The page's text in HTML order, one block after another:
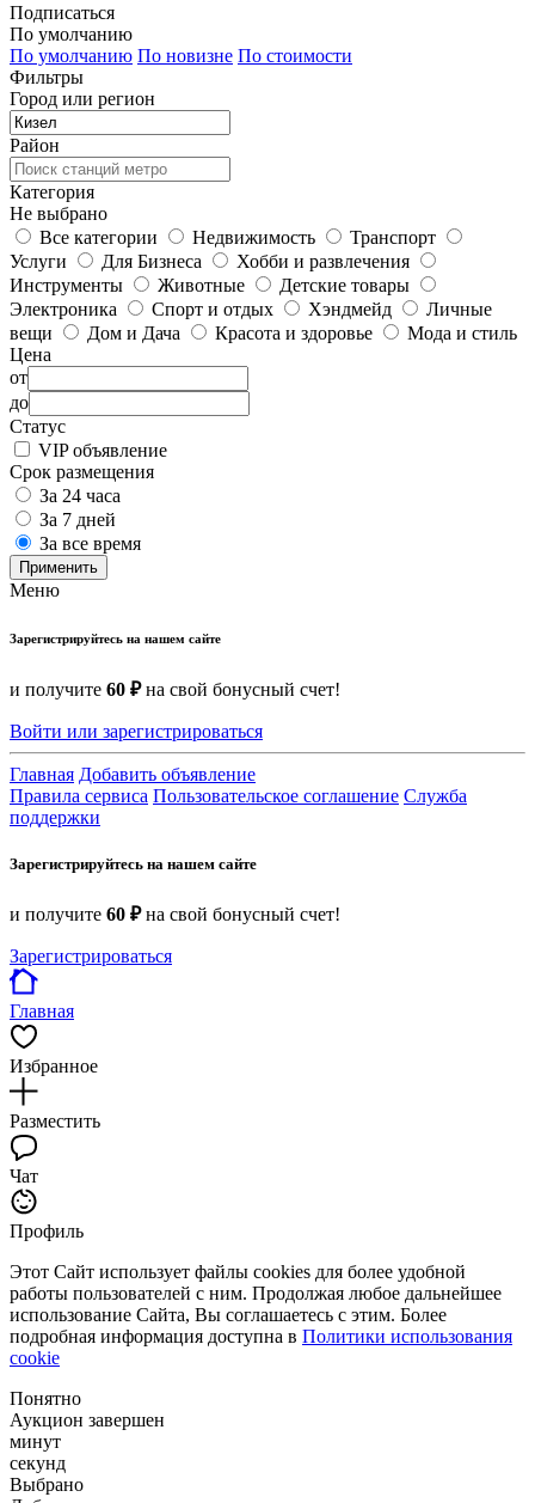
Подписаться
По умолчанию
По умолчанию По новизне По стоимости
Фильтры
Город или регион
Район
Категория
Не выбрано
Все категории
Недвижимость
Транспорт
Услуги
Для Бизнеса
Хобби и развлечения
Инструменты
Животные
Детские товары
Электроника
Спорт и отдых Хэндмейд
Личные
вещи
Дом и Дача Красота и здоровье
Мода и стиль
Цена
от
до
Статус
VIP объявление
Срок размещения
За 24 часа
За 7 дней
За все время
Применить
Меню
Зарегистрируйтесь на нашем сайте
и получите 60 ₽на свой бонусный счет!
Войти или зарегистрироваться
Главная Добавить объявление
Правила сервиса Пользовательское соглашение Служба
поддержки
Зарегистрируйтесь на нашем сайте
и получите 60 ₽на свой бонусный счет!
Зарегистрироваться
Главная
Избранное
Разместить
Чат
Профиль
Этот Сайт использует файлы cookies для более удобной
работы пользователей с ним. Продолжая любое дальнейшее
использование Сайта, Вы соглашаетесь с этим. Более
подробная информация доступна в Политики использования
cookie
Понятно
Аукцион завершен
минут
секунд
Выбрано